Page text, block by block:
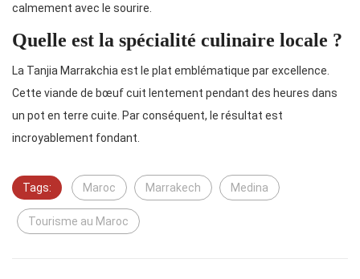
calmement avec le sourire.
Quelle est la spécialité culinaire locale ?
La Tanjia Marrakchia est le plat emblématique par excellence.
Cette viande de bœuf cuit lentement pendant des heures dans
un pot en terre cuite. Par conséquent, le résultat est
incroyablement fondant.
Tags: Maroc Marrakech Medina
Tourisme au Maroc